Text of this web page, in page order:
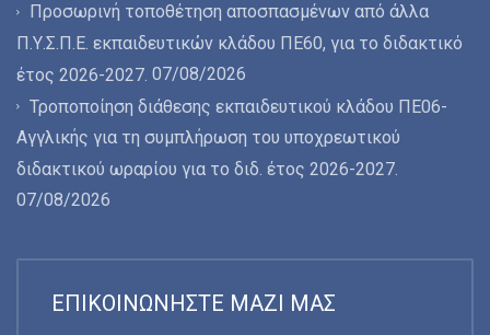
Προσωρινή τοποθέτηση αποσπασμένων από άλλα
Π.Υ.Σ.Π.Ε. εκπαιδευτικών κλάδου ΠΕ60, για το διδακτικό
έτος 2026-2027. 07/08/2026
Τροποποίηση διάθεσης εκπαιδευτικού κλάδου ΠΕ06-
Αγγλικής για τη συμπλήρωση του υποχρεωτικού
διδακτικού ωραρίου για το διδ. έτος 2026-2027.
07/08/2026
ΕΠΙΚΟΙΝΩΝΉΣΤΕ ΜΑΖΊ ΜΑΣ